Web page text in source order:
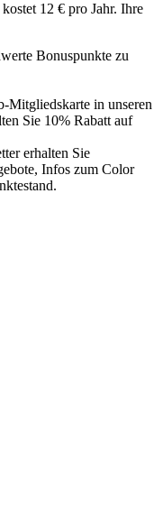
12 € pro Jahr. Ihre
Bonuspunkte zu
Mitgliedskarte in unseren
Sie 10% Rabatt auf
erhalten Sie
Infos zum Color